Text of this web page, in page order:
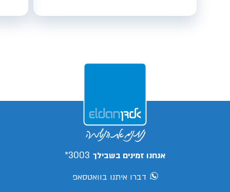
אנחנו זמינים בשבילך 3003*
דברו איתנו בוואטסאפ